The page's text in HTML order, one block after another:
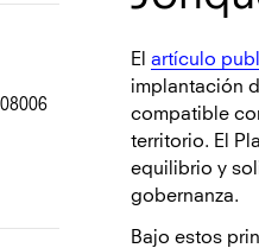
El artículo
implantación
compatible
territorio. El
equilibrio y
gobernanza.
Bajo estos